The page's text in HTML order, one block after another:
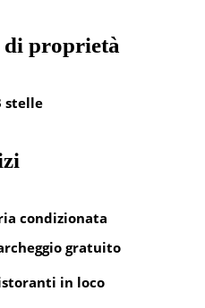
proprietà
stelle
condizionata
gratuito
in loco